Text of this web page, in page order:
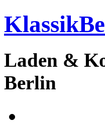
Laden &
Berlin